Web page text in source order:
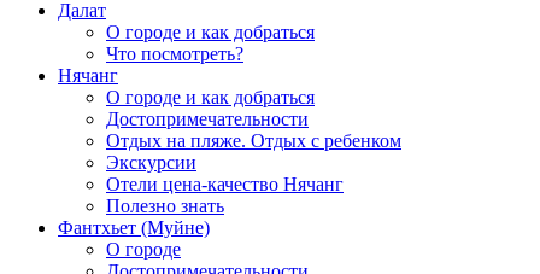
Далат
О городе и как добраться
Что посмотреть?
Нячанг
О городе и как добраться
Достопримечательности
Отдых на пляже. Отдых с ребенком
Экскурсии
Отели цена-качество Нячанг
Полезно знать
Фантхьет (Муйне)
О городе